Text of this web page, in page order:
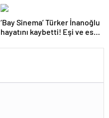
‘Bay Sinema’ Türker İnanoğlu
hayatını kaybetti! Eşi ve eski